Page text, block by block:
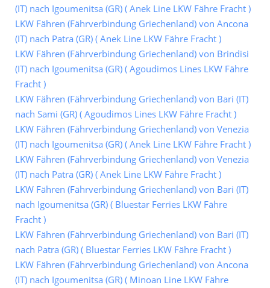
(IT) nach Igoumenitsa (GR) ( Anek Line LKW Fähre Fracht )
LKW Fähren (Fährverbindung Griechenland) von Ancona
(IT) nach Patra (GR) ( Anek Line LKW Fähre Fracht )
LKW Fähren (Fährverbindung Griechenland) von Brindisi
(IT) nach Igoumenitsa (GR) ( Agoudimos Lines LKW Fähre
Fracht )
LKW Fähren (Fährverbindung Griechenland) von Bari (IT)
nach Sami (GR) ( Agoudimos Lines LKW Fähre Fracht )
LKW Fähren (Fährverbindung Griechenland) von Venezia
(IT) nach Igoumenitsa (GR) ( Anek Line LKW Fähre Fracht )
LKW Fähren (Fährverbindung Griechenland) von Venezia
(IT) nach Patra (GR) ( Anek Line LKW Fähre Fracht )
LKW Fähren (Fährverbindung Griechenland) von Bari (IT)
nach Igoumenitsa (GR) ( Bluestar Ferries LKW Fähre
Fracht )
LKW Fähren (Fährverbindung Griechenland) von Bari (IT)
nach Patra (GR) ( Bluestar Ferries LKW Fähre Fracht )
LKW Fähren (Fährverbindung Griechenland) von Ancona
(IT) nach Igoumenitsa (GR) ( Minoan Line LKW Fähre